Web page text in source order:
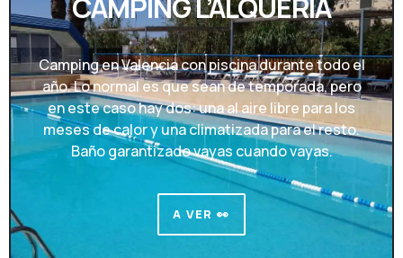
CAMPING L’ALQUERIA
Camping en Valencia con piscina durante todo el
año. Lo normal es que sean de temporada, pero
en este caso hay dos: una al aire libre para los
meses de calor y una climatizada para el resto.
Baño garantizado vayas cuando vayas.
A VER 👀